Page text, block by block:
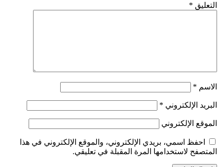
التعليق *
الاسم *
البريد الإلكتروني *
الموقع الإلكتروني
احفظ اسمي، بريدي الإلكتروني، والموقع الإلكتروني في هذا
المتصفح لاستخدامها المرة المقبلة في تعليقي.